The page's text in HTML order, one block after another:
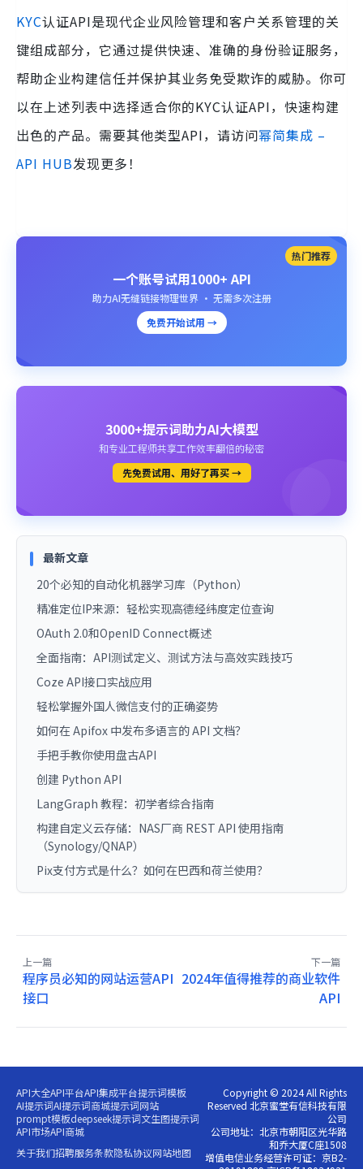
KYC认证API是现代企业风险管理和客户关系管理的关
键组成部分，它通过提供快速、准确的身份验证服务，
帮助企业构建信任并保护其业务免受欺诈的威胁。你可
以在上述列表中选择适合你的KYC认证API，快速构建
出色的产品。需要其他类型API，请访问幂简集成 –
API HUB发现更多！
热门推荐
一个账号试用1000+ API
助力AI无缝链接物理世界 · 无需多次注册
免费开始试用 →
3000+提示词助力AI大模型
和专业工程师共享工作效率翻倍的秘密
先免费试用、用好了再买 →
最新文章
20个必知的自动化机器学习库（Python）
精准定位IP来源：轻松实现高德经纬度定位查询
OAuth 2.0和OpenID Connect概述
全面指南：API测试定义、测试方法与高效实践技巧
Coze API接口实战应用
轻松掌握外国人微信支付的正确姿势
如何在 Apifox 中发布多语言的 API 文档？
手把手教你使用盘古API
创建 Python API
LangGraph 教程：初学者综合指南
构建自定义云存储：NAS厂商 REST API 使用指南
（Synology/QNAP）
Pix支付方式是什么？如何在巴西和荷兰使用？
上一篇
程序员必知的网站运营API
接口
下一篇
2024年值得推荐的商业软件
API
API大全API平台API集成平台提示词模板
AI提示词AI提示词商城提示词网站
prompt模板deepseek提示词文生图提示词
API市场API商城
关于我们招聘服务条款隐私协议网站地图
Copyright © 2024 All Rights
Reserved 北京蜜堂有信科技有限
公司
公司地址：北京市朝阳区光华路
和乔大厦C座1508
增值电信业务经营许可证：京B2-